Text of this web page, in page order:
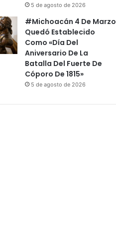
5 de agosto de 2026
#Michoacán 4 De Marzo
Quedó Establecido
Como «Día Del
Aniversario De La
Batalla Del Fuerte De
Cóporo De 1815»
5 de agosto de 2026